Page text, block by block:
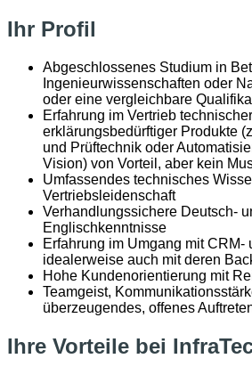
Ihr Profil
Abgeschlossenes Studium in
Ingenieurwissenschaften oder
oder eine vergleichbare
Erfahrung im Vertrieb
erklärungsbedürftiger Produkte
und Prüftechnik oder
Vision) von Vorteil, aber kein
Umfassendes technisches
Vertriebsleidenschaft
Verhandlungssichere Deutsch-
Englischkenntnisse
Erfahrung im Umgang mit CRM-
idealerweise auch mit deren
Hohe Kundenorientierung mit
Teamgeist,
überzeugendes, offenes
Ihre Vorteile bei